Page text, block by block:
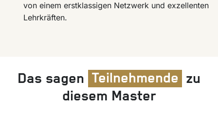
von einem erstklassigen Netzwerk und exzellenten
Lehrkräften.
Das sagen Teilnehmende zu
diesem Master